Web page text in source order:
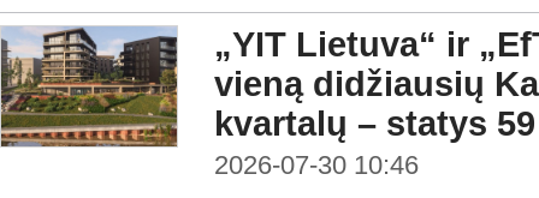
„YIT Lietuva“ ir
vieną didžiausių
kvartalų – statys
2026-07-30 10:46